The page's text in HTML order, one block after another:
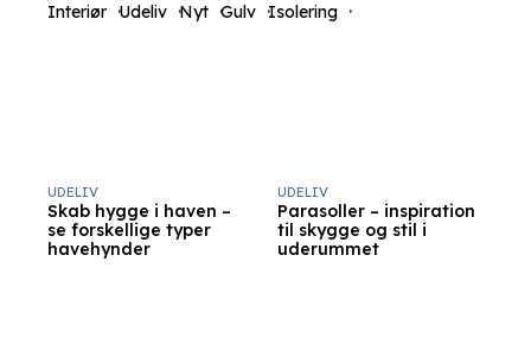
Interiør Udeliv Nyt Gulv Isolering
Skab hygge i haven –
se forskellige typer
havehynder
UDELIV
Parasoller – inspiration
til skygge og stil i
uderummet
UDELIV